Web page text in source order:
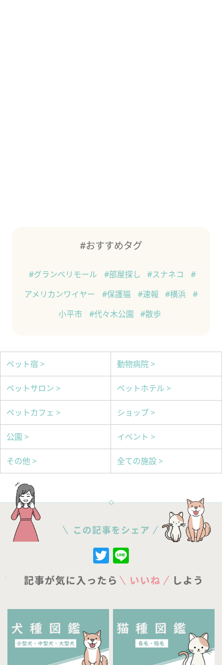
#おすすめタグ
#グランベリモール #部屋探し #スナネコ
#
アメリカンワイヤー
#保護猫 #速報 #横浜
#
小平市
#代々木公園 #散歩
ペット宿 > 動物病院 >
ペットサロン > ペットホテル >
ペットカフェ > ショップ >
公園 > イベント >
その他 > 全ての施設 >
Twitter